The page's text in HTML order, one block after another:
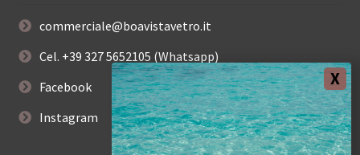
commerciale@boavistavetro.it
Cel. +39 327 5652105 (Whatsapp)
Facebook
Instagram